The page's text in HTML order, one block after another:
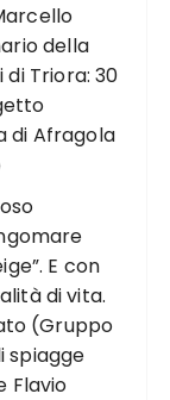
della
di Triora: 30
di Afragola
E con
di vita.
(Gruppo
spiagge
Flavio